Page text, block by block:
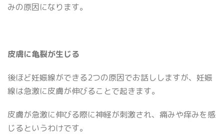
みの原因になります。
皮膚に亀裂が生じる
後ほど妊娠線ができる2つの原因でお話ししますが、妊娠
線は急激に皮膚が伸びることで起きます。
皮膚が急激に伸びる際に神経が刺激され、痛みや痒みを感
じるというわけです。